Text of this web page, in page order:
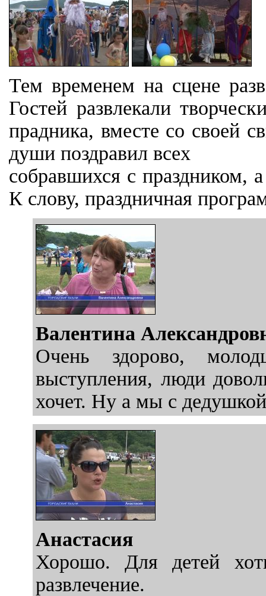
Тем временем на сцене
Гостей развлекали
прадника, вместе со своей
души поздравил всех
собравшихся с праздником,
К слову, праздничная
Валентина
Очень здорово,
выступления, люди
хочет. Ну а мы с
Анастасия
Хорошо. Для детей
развлечение.